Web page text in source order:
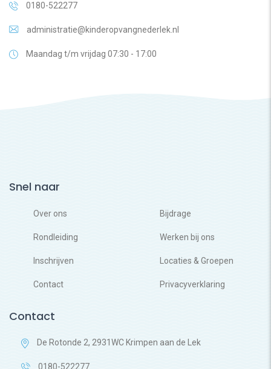
0180-522277
administratie@kinderopvangnederlek.nl
Maandag t/m vrijdag 07:30 - 17:00
Snel naar
Over ons Bijdrage
Rondleiding Werken bij ons
Inschrijven Locaties & Groepen
Contact Privacyverklaring
Contact
De Rotonde 2, 2931WC Krimpen aan de Lek
0180-522277